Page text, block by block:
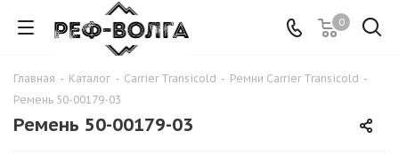
0
Главная - Каталог - Carrier Transicold - Ремни Carrier Transicold -
Ремень 50-00179-03
Ремень 50-00179-03